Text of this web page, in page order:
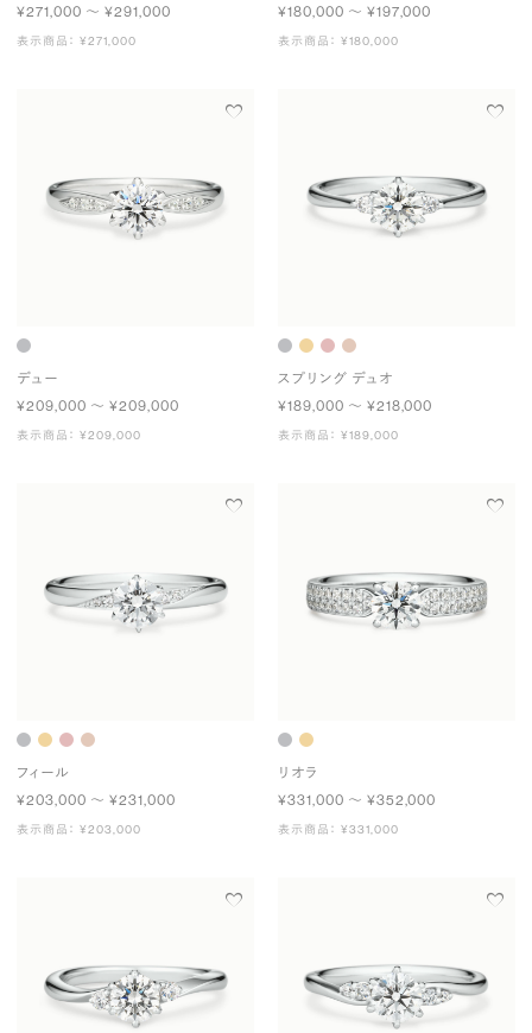
¥271,000 〜 ¥291,000
表示商品： ¥271,000
¥180,000 〜 ¥197,000
表示商品： ¥180,000
デュー
¥209,000 〜 ¥209,000
表示商品： ¥209,000
スプリング デュオ
¥189,000 〜 ¥218,000
表示商品： ¥189,000
フィール
¥203,000 〜 ¥231,000
表示商品： ¥203,000
リオラ
¥331,000 〜 ¥352,000
表示商品： ¥331,000